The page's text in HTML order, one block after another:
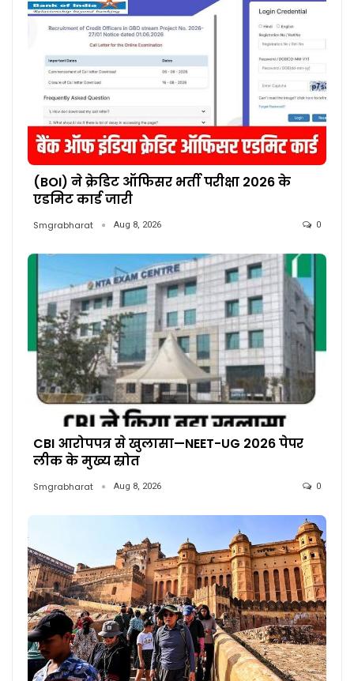
(BOI) ने क्रेडिट ऑफिसर भर्ती परीक्षा 2026 के
एडमिट कार्ड जारी
Smgrabharat Aug 8, 2026 0
CBI आरोपपत्र से खुलासा—NEET-UG 2026 पेपर
लीक के मुख्य स्रोत
Smgrabharat Aug 8, 2026 0